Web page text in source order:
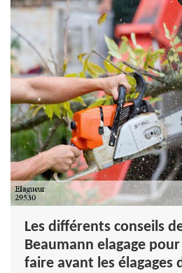
Les différents conseils
Beaumann elagage
faire avant les élagages